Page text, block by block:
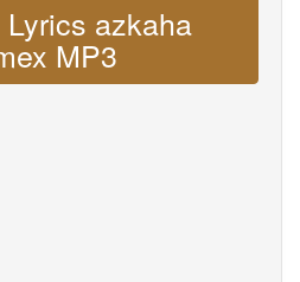
azkaha
MP3